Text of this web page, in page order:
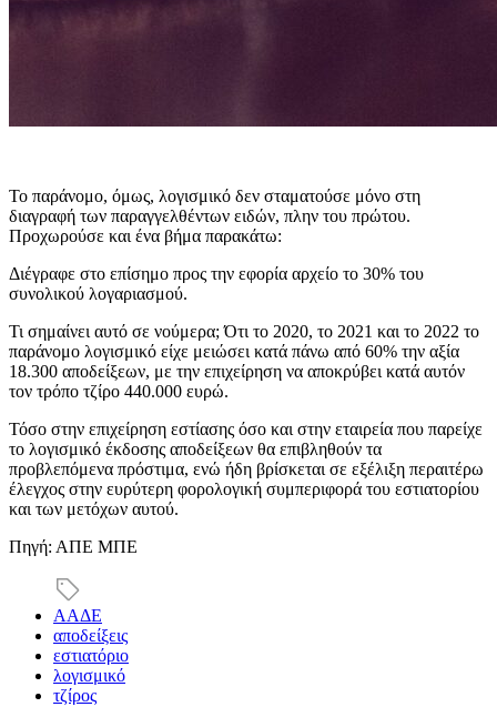
Το παράνομο, όμως, λογισμικό δεν σταματούσε μόνο στη
διαγραφή των παραγγελθέντων ειδών, πλην του πρώτου.
Προχωρούσε και ένα βήμα παρακάτω:
Διέγραφε στο επίσημο προς την εφορία αρχείο το 30% του
συνολικού λογαριασμού.
Τι σημαίνει αυτό σε νούμερα; Ότι το 2020, το 2021 και το 2022 το
παράνομο λογισμικό είχε μειώσει κατά πάνω από 60% την αξία
18.300 αποδείξεων, με την επιχείρηση να αποκρύβει κατά αυτόν
τον τρόπο τζίρο 440.000 ευρώ.
Τόσο στην επιχείρηση εστίασης όσο και στην εταιρεία που παρείχε
το λογισμικό έκδοσης αποδείξεων θα επιβληθούν τα
προβλεπόμενα πρόστιμα, ενώ ήδη βρίσκεται σε εξέλιξη περαιτέρω
έλεγχος στην ευρύτερη φορολογική συμπεριφορά του εστιατορίου
και των μετόχων αυτού.
Πηγή: ΑΠΕ ΜΠΕ
ΑΑΔΕ
αποδείξεις
εστιατόριο
λογισμικό
τζίρος